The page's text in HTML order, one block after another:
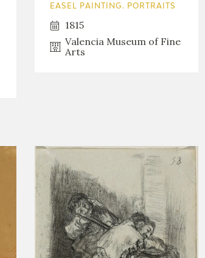
EASEL PAINTING. PORTRAITS
1815
Valencia Museum of Fine
Arts